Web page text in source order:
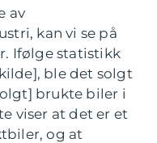
av
kan vi se på
Ifølge statistikk
ble det solgt
brukte biler i
viser at det er et
og at